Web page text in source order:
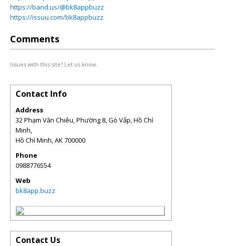
https://band.us/@bk8appbuzz
https://issuu.com/bk8appbuzz
Comments
Issues with this site? Let us know.
Contact Info
Address
32 Phạm Văn Chiêu, Phường 8, Gò Vấp, Hồ Chí
Minh,
Hồ Chí Minh,AK700000
Phone
0988776554
Web
bk8app.buzz
Contact Us